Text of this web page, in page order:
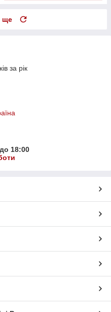
ще
за рік
18:00